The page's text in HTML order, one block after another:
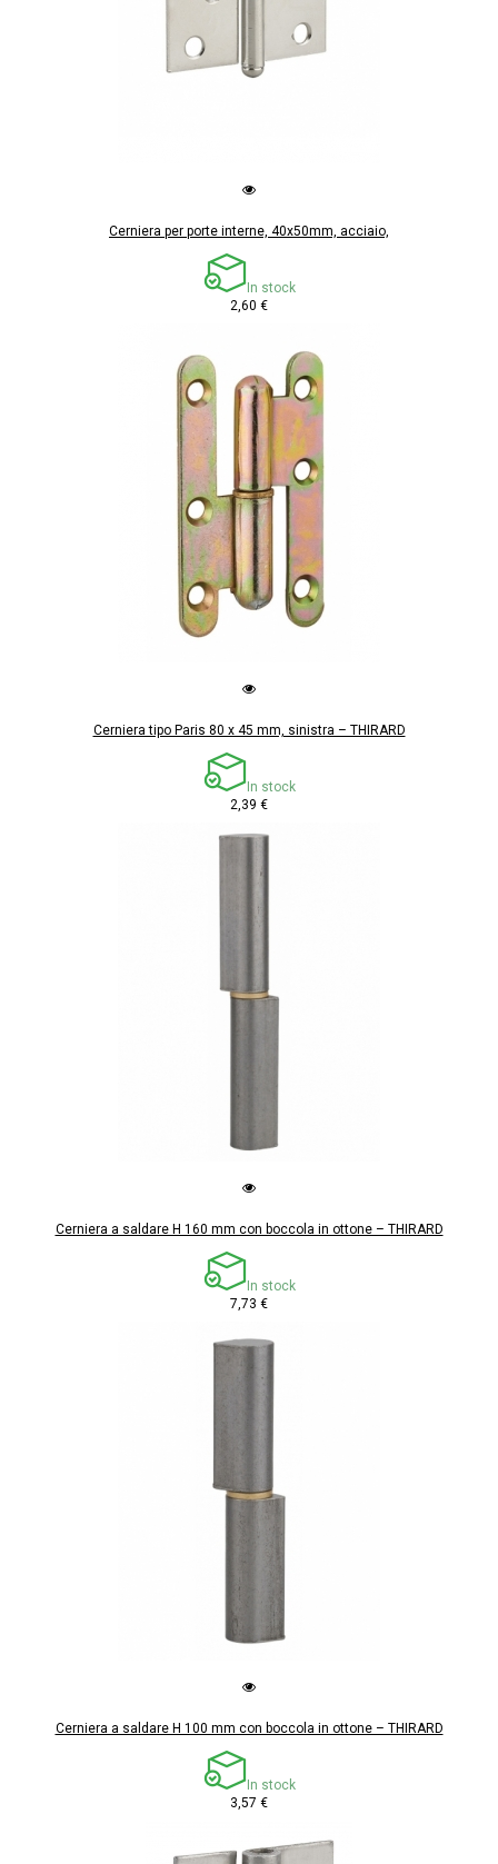
Cerniera per porte interne, 40x50mm, acciaio,
In stock
2,60 €
Cerniera tipo Paris 80 x 45 mm, sinistra – THIRARD
In stock
2,39 €
Cerniera a saldare H 160 mm con boccola in ottone – THIRARD
In stock
7,73 €
Cerniera a saldare H 100 mm con boccola in ottone – THIRARD
In stock
3,57 €